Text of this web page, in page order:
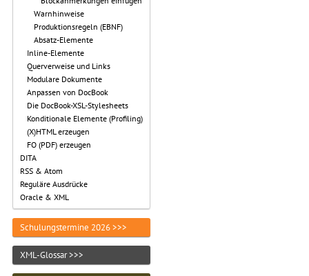
Warnhinweise
Produktionsregeln (EBNF)
Absatz-Elemente
Inline-Elemente
Querverweise und Links
Modulare Dokumente
Anpassen von DocBook
Die DocBook-XSL-Stylesheets
Konditionale Elemente (Profiling)
(X)HTML erzeugen
FO (PDF) erzeugen
DITA
RSS & Atom
Reguläre Ausdrücke
Oracle & XML
Schulungstermine 2026 >>>
XML-Glossar >>>